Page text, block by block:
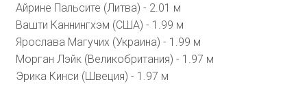
Айрине Пальсите (Литва) - 2.01 м
Вашти Каннингхэм (США) - 1.99 м
Ярослава Магучих (Украина) - 1.99 м
Морган Лэйк (Великобритания) - 1.97 м
Эрика Кинси (Швеция) - 1.97 м